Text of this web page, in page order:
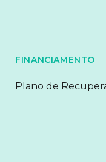
FINANCIAMENTO
Plano de